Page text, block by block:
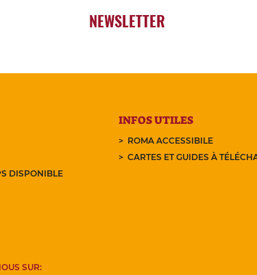
NEWSLETTER
DISPONIBLE
INFOS UTILES
ROMA ACCESSIBILE
CARTES ET GUIDES À
SUR: